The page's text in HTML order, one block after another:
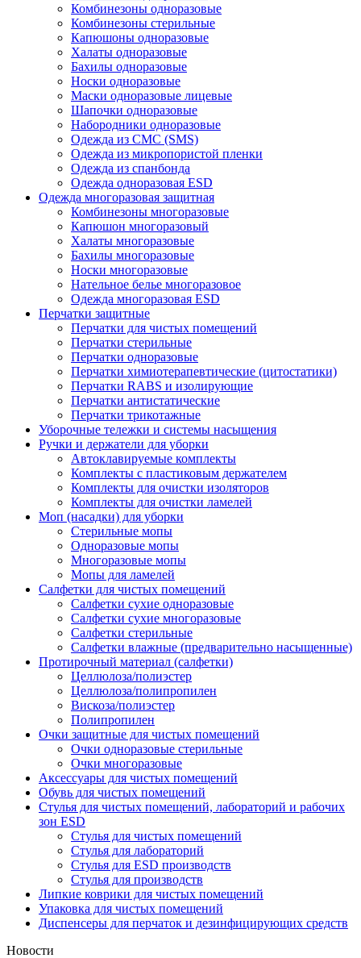
Комбинезоны одноразовые
Комбинезоны стерильные
Капюшоны одноразовые
Халаты одноразовые
Бахилы одноразовые
Носки одноразовые
Маски одноразовые лицевые
Шапочки одноразовые
Набородники одноразовые
Одежда из СМС (SMS)
Одежда из микропористой пленки
Одежда из спанбонда
Одежда одноразовая ESD
Одежда многоразовая защитная
Комбинезоны многоразовые
Капюшон многоразовый
Халаты многоразовые
Бахилы многоразовые
Носки многоразовые
Нательное белье многоразовое
Одежда многоразовая ESD
Перчатки защитные
Перчатки для чистых помещений
Перчатки стерильные
Перчатки одноразовые
Перчатки химиотерапевтические (цитостатики)
Перчатки RABS и изолирующие
Перчатки антистатические
Перчатки трикотажные
Уборочные тележки и системы насыщения
Ручки и держатели для уборки
Автоклавируемые комплекты
Комплекты с пластиковым держателем
Комплекты для очистки изоляторов
Комплекты для очистки ламелей
Моп (насадки) для уборки
Стерильные мопы
Одноразовые мопы
Многоразовые мопы
Мопы для ламелей
Салфетки для чистых помещений
Салфетки сухие одноразовые
Салфетки сухие многоразовые
Салфетки стерильные
Салфетки влажные (предварительно насыщенные)
Протирочный материал (салфетки)
Целлюлоза/полиэстер
Целлюлоза/полипропилен
Вискоза/полиэстер
Полипропилен
Очки защитные для чистых помещений
Очки одноразовые стерильные
Очки многоразовые
Аксессуары для чистых помещений
Обувь для чистых помещений
Стулья для чистых помещений, лабораторий и рабочих
зон ESD
Стулья для чистых помещений
Стулья для лабораторий
Стулья для ESD производств
Стулья для производств
Липкие коврики для чистых помещений
Упаковка для чистых помещений
Диспенсеры для перчаток и дезинфицирующих средств
Новости